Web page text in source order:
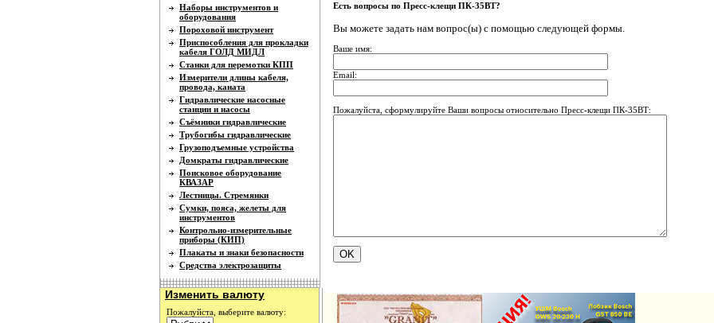
Наборы инструментов и
оборудования
Пороховой инструмент
Приспособления для прокладки
кабеля ГОЛД МИДЛ
Станки для перемотки КПП
Измерители длины кабеля,
провода, каната
Гидравлические насосные
станции и насосы
Съёмники гидравлические
Трубогибы гидравлические
Грузоподъемные устройства
Домкраты гидравлические
Поисковое оборудование
КВАЗАР
Лестницы. Стремянки
Сумки, пояса, желеты для
инструментов
Контрольно-измерительные
приборы (КИП)
Плакаты и знаки безопасности
Средства электрозащиты
Изменить валюту
Пожалуйста, выберите валюту:
Есть вопросы по Пресс-клещи ПК-35ВТ?
Вы можете задать нам вопрос(ы) с помощью следующей формы.
Ваше имя:
Email:
Пожалуйста, сформулируйте Ваши вопросы относительно Пресс-клещи ПК-35ВТ: